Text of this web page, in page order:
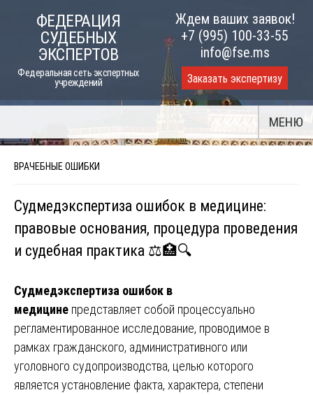
ФЕДЕРАЦИЯ
СУДЕБНЫХ
ЭКСПЕРТОВ
Федеральная сеть экспертных
учреждений
Ждем ваших заявок!
+7 (995) 100-33-55
info@fse.ms
Заказать экспертизу
МЕНЮ
ВРАЧЕБНЫЕ ОШИБКИ
Судмедэкспертиза ошибок в медицине:
правовые основания, процедура проведения
и судебная практика ⚖️🏥🔍
Судмедэкспертиза ошибок в
медицине представляет собой процессуально
регламентированное исследование, проводимое в
рамках гражданского, административного или
уголовного судопроизводства, целью которого
является установление факта, характера, степени